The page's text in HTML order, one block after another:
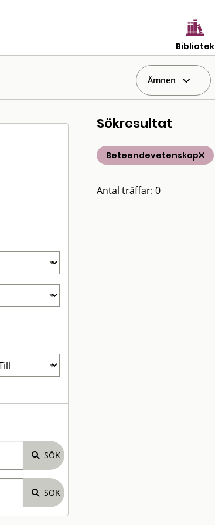
Bibliotek
Ämnen
Sökresultat
Beteendevetenskap
Antal träffar: 0